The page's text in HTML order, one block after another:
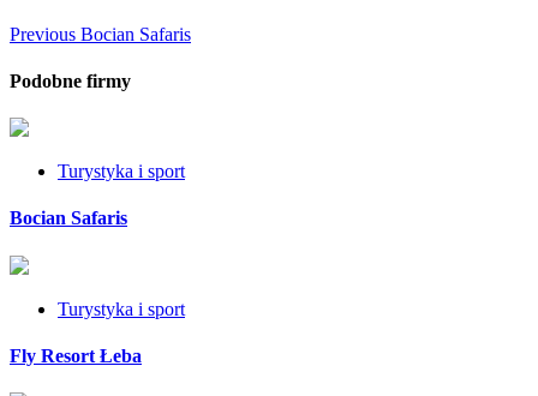
Previous Bocian Safaris
Podobne firmy
Turystyka i sport
Bocian Safaris
Turystyka i sport
Fly Resort Łeba